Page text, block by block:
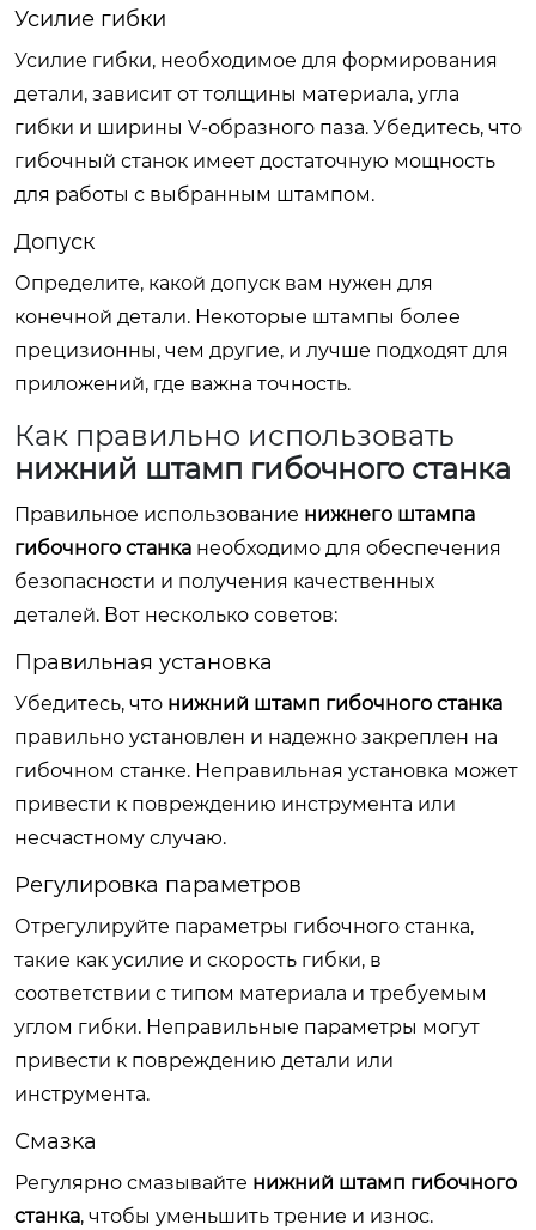
Усилие гибки
Усилие гибки, необходимое для формирования
детали, зависит от толщины материала, угла
гибки и ширины V-образного паза. Убедитесь, что
гибочный станок имеет достаточную мощность
для работы с выбранным штампом.
Допуск
Определите, какой допуск вам нужен для
конечной детали. Некоторые штампы более
прецизионны, чем другие, и лучше подходят для
приложений, где важна точность.
Как правильно использовать
нижний штамп гибочного станка
Правильное использование нижнего штампа
гибочного станка необходимо для обеспечения
безопасности и получения качественных
деталей. Вот несколько советов:
Правильная установка
Убедитесь, что нижний штамп гибочного станка
правильно установлен и надежно закреплен на
гибочном станке. Неправильная установка может
привести к повреждению инструмента или
несчастному случаю.
Регулировка параметров
Отрегулируйте параметры гибочного станка,
такие как усилие и скорость гибки, в
соответствии с типом материала и требуемым
углом гибки. Неправильные параметры могут
привести к повреждению детали или
инструмента.
Смазка
Регулярно смазывайте нижний штамп гибочного
станка, чтобы уменьшить трение и износ.